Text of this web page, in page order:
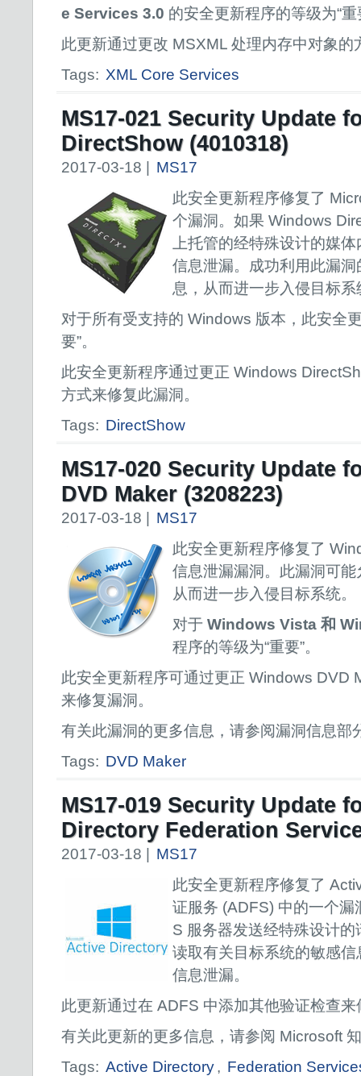
e Services 3.0 的安全更新程序的等级为“重
此更新通过更改 MSXML 处理内存中对象的
Tags: XML Core Services
MS17-021 Security Update
DirectShow (4010318)
2017-03-18 |
MS17
此安全更新程序修复了
个漏洞。如果 Windows
上托管的经特殊设计的媒
信息泄漏。成功利用此漏
息，从而进一步入侵目标系
对于所有受支持的 Windows 版本，此安全
要”。
此安全更新程序通过更正 Windows
方式来修复此漏洞。
Tags: DirectShow
MS17-020 Security Update
DVD Maker (3208223)
2017-03-18 |
MS17
此安全更新程序修复了
信息泄漏漏洞。此漏洞可
从而进一步入侵目标系统。
对于 Windows Vista 和
程序的等级为“重要”。
此安全更新程序可通过更正 Windows DVD
来修复漏洞。
有关此漏洞的更多信息，请参阅漏洞信息部
Tags: DVD Maker
MS17-019 Security Update
Directory Federation
2017-03-18 |
MS17
此安全更新程序修复了
证服务 (ADFS) 中的一个
S 服务器发送经特殊设计
读取有关目标系统的敏感
信息泄漏。
此更新通过在 ADFS 中添加其他验证检查
有关此更新的更多信息，请参阅 Microsoft
Tags: Active Directory, Federation